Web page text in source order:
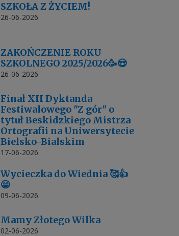
SZKOŁA Z ŻYCIEM!
26-06-2026
ZAKOŃCZENIE ROKU
SZKOLNEGO 2025/2026🥳😍
26-06-2026
Finał XII Dyktanda
Festiwalowego "Z gór" o
tytuł Beskidzkiego Mistrza
Ortografii na Uniwersytecie
Bielsko-Bialskim
17-06-2026
Wycieczka do Wiednia 🥰👍
😁
09-06-2026
Mamy Złotego Wilka
02-06-2026